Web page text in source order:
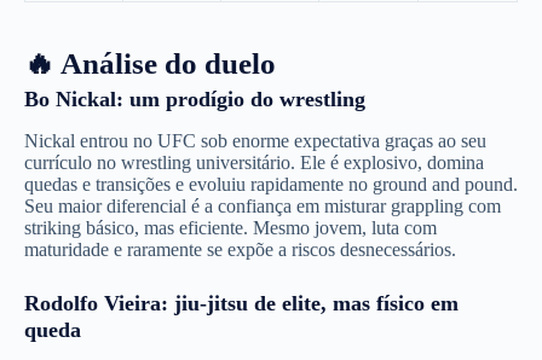
🔥 Análise do duelo
Bo Nickal: um prodígio do wrestling
Nickal entrou no UFC sob enorme expectativa graças ao seu
currículo no wrestling universitário. Ele é explosivo, domina
quedas e transições e evoluiu rapidamente no ground and pound.
Seu maior diferencial é a confiança em misturar grappling com
striking básico, mas eficiente. Mesmo jovem, luta com
maturidade e raramente se expõe a riscos desnecessários.
Rodolfo Vieira: jiu-jitsu de elite, mas físico em
queda